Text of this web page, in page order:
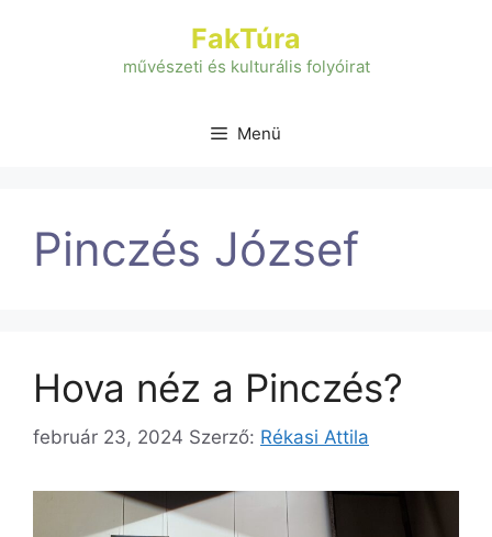
FakTúra
művészeti és kulturális folyóirat
Menü
Pinczés József
Hova néz a Pinczés?
február 23, 2024 Szerző: Rékasi Attila